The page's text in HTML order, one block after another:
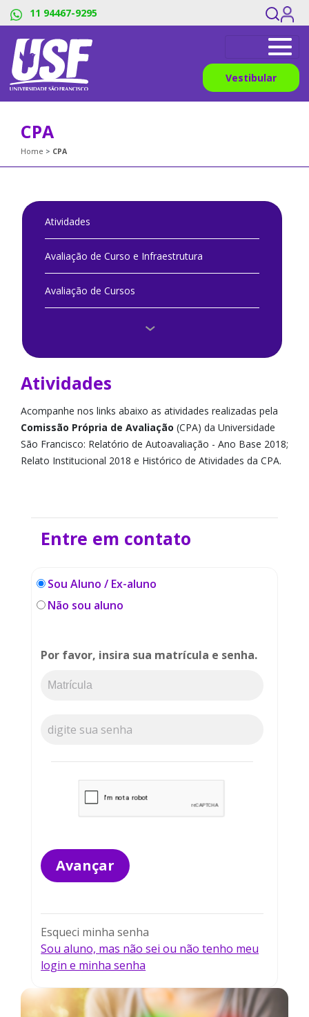
11 94467-9295
Vestibular
CPA
Home CPA
Atividades
Avaliação de Curso e Infraestrutura
Avaliação de Cursos
Calendário
Como participar
Composição da CPA
Legislação
Resultados
Atividades
Acompanhe nos links abaixo as atividades realizadas pela
Comissão Própria de Avaliação (CPA) da Universidade
São Francisco: Relatório de Autoavaliação - Ano Base 2018;
Relato Institucional 2018 e Histórico de Atividades da CPA.
Entre em contato
Sou Aluno / Ex-aluno
Não sou aluno
Por favor, insira sua matrícula e senha.
Avançar
Esqueci minha senha
Sou aluno, mas não sei ou não tenho meu
login e minha senha